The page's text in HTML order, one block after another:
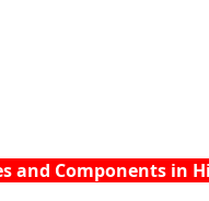
and Components in